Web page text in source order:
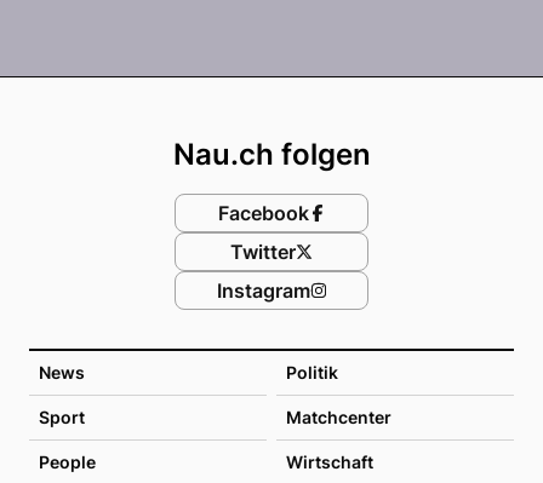
News Politik
Sport Matchcenter
People Wirtschaft
Nau.ch folgen
Facebook
Twitter
Instagram